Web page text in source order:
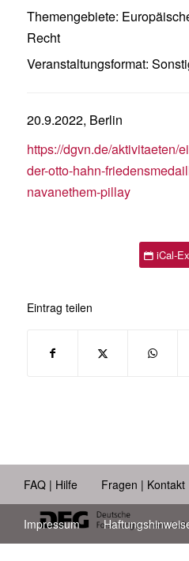
Themengebiete:
Recht
Veranstaltungsformat:
20.9.2022, Berlin
https://dgvn.de/aktivitaeten/
der-otto-hahn-
navanethem-pillay
iCal-
Eintrag teilen
FAQ | Hilfe Fragen | Kontakt
Impressum